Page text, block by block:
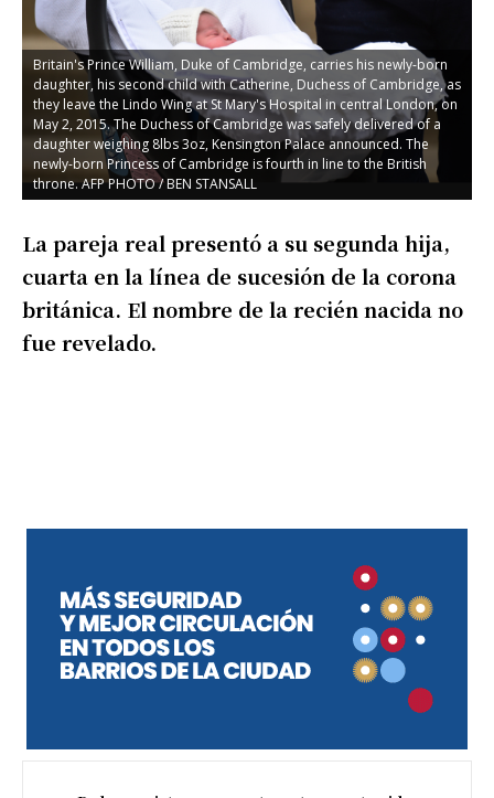
Britain's Prince William, Duke of Cambridge, carries his newly-born
daughter, his second child with Catherine, Duchess of Cambridge, as
they leave the Lindo Wing at St Mary's Hospital in central London, on
May 2, 2015. The Duchess of Cambridge was safely delivered of a
daughter weighing 8lbs 3oz, Kensington Palace announced. The
newly-born Princess of Cambridge is fourth in line to the British
throne. AFP PHOTO / BEN STANSALL
La pareja real presentó a su segunda hija,
cuarta en la línea de sucesión de la corona
británica. El nombre de la recién nacida no
fue revelado.